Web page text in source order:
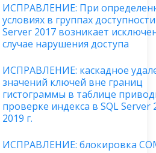
ИСПРАВЛЕНИЕ: При
условиях в группах
Server 2017 возникает
случае нарушения доступа
ИСПРАВЛЕНИЕ: каскадное
значений ключей вне границ
гистограммы в таблице
проверке индекса в SQL Server
2019 г.
ИСПРАВЛЕНИЕ: блокировка